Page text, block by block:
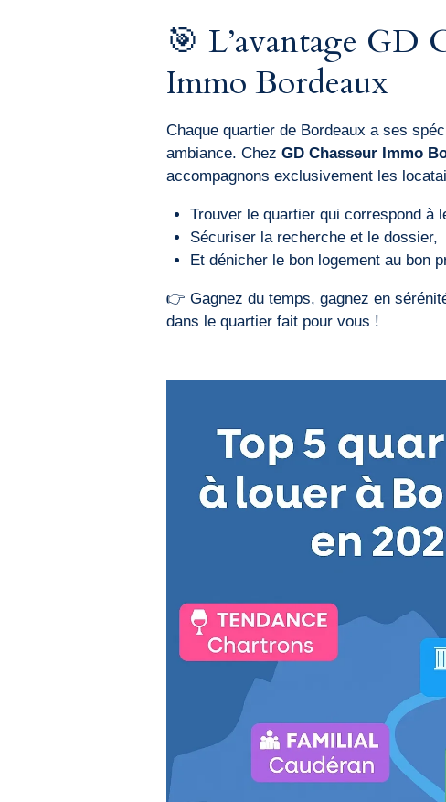
🎯 L’avantage GD
Immo Bordeaux
Chaque quartier de Bordeaux a ses
ambiance. Chez GD Chasseur Immo
accompagnons exclusivement les
Trouver le quartier qui correspond à
Sécuriser la recherche et le dossier,
Et dénicher le bon logement au bon
👉 Gagnez du temps, gagnez en
dans le quartier fait pour vous !